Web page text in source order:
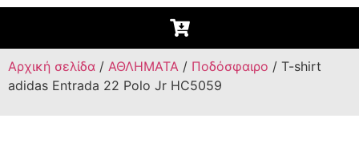
Αρχική σελίδα / ΑΘΛΗΜΑΤΑ / Ποδόσφαιρο / T-shirt
adidas Entrada 22 Polo Jr HC5059